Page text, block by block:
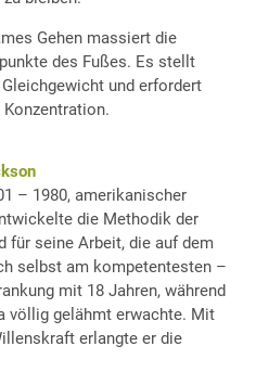
Gehen massiert die
des Fußes. Es stellt
und erfordert
– 1980, amerikanischer
die Methodik der
für seine Arbeit, die auf dem
selbst am kompetentesten –
mit 18 Jahren, während
völlig gelähmt erwachte. Mit
erlangte er die